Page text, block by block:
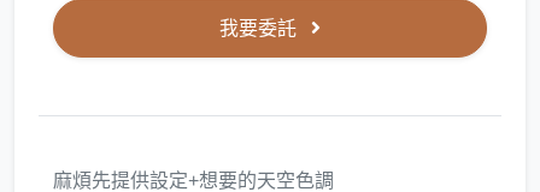
我要委託
麻煩先提供設定+想要的天空色調